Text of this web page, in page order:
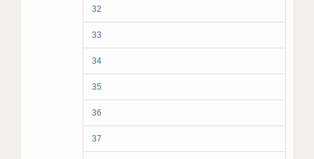
32
33
34
35
36
37